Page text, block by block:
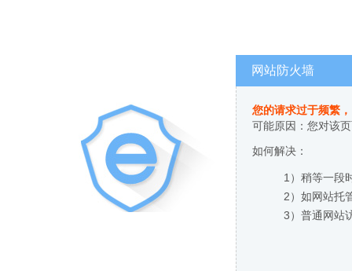
网站防火墙
您的请求过于频繁
可能原因：您对该
如何解决：
1）稍等一段
2）如网站托
3）普通网站